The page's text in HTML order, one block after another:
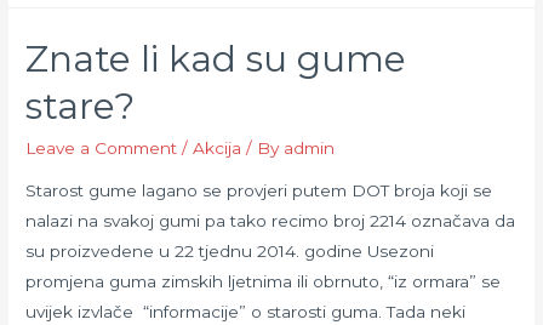
maja!
Znate li kad su gume
stare?
Leave a Comment /Akcija / By admin
Starost gume lagano se provjeri putem DOT broja koji se
nalazi na svakoj gumi pa tako recimo broj 2214 označava da
su proizvedene u 22 tjednu 2014. godine Usezoni
promjena guma zimskih ljetnima ili obrnuto, “iz ormara” se
uvijek izvlače “informacije” o starosti guma. Tada neki